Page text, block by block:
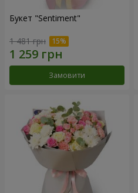
Букет "Sentiment"
1 481 грн
Замовити